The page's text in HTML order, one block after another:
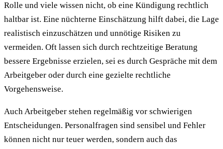
Rolle und viele wissen nicht, ob eine Kündigung rechtlich
haltbar ist. Eine nüchterne Einschätzung hilft dabei, die Lage
realistisch einzuschätzen und unnötige Risiken zu
vermeiden. Oft lassen sich durch rechtzeitige Beratung
bessere Ergebnisse erzielen, sei es durch Gespräche mit dem
Arbeitgeber oder durch eine gezielte rechtliche
Vorgehensweise.
Auch Arbeitgeber stehen regelmäßig vor schwierigen
Entscheidungen. Personalfragen sind sensibel und Fehler
können nicht nur teuer werden, sondern auch das